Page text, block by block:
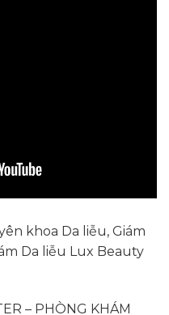
khoa Da liễu, Giám
Da liễu Lux Beauty
– PHÒNG KHÁM